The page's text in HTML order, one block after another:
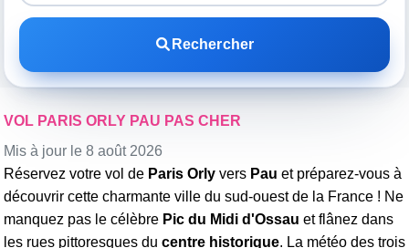
Rechercher
VOL PARIS ORLY PAU PAS CHER
Mis à jour le 8 août 2026
Réservez votre vol de Paris Orly vers Pau et préparez-vous à
découvrir cette charmante ville du sud-ouest de la France ! Ne
manquez pas le célèbre Pic du Midi d'Ossau et flânez dans
les rues pittoresques du centre historique. La météo des trois